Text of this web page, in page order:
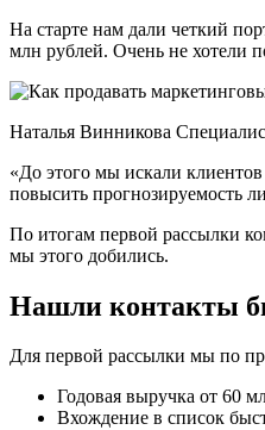
На старте нам дали четкий
млн рублей. Очень не хотели
Наталья Винникова
«До этого мы искали
повысить прогнозируемость
По итогам первой рассылки
мы этого добились.
Нашли контакты
Для первой рассылки мы по
Годовая выручка от 60
Вхождение в список